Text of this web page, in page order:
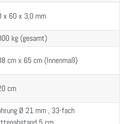
x 60 x 3,0 mm
kg (gesamt)
cm x 65 cm (Innenmaß)
cm
Ø 21 mm , 33-fach